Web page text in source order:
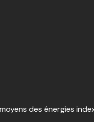
des énergies